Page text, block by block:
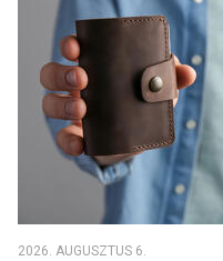
2026. AUGUSZTUS 6.